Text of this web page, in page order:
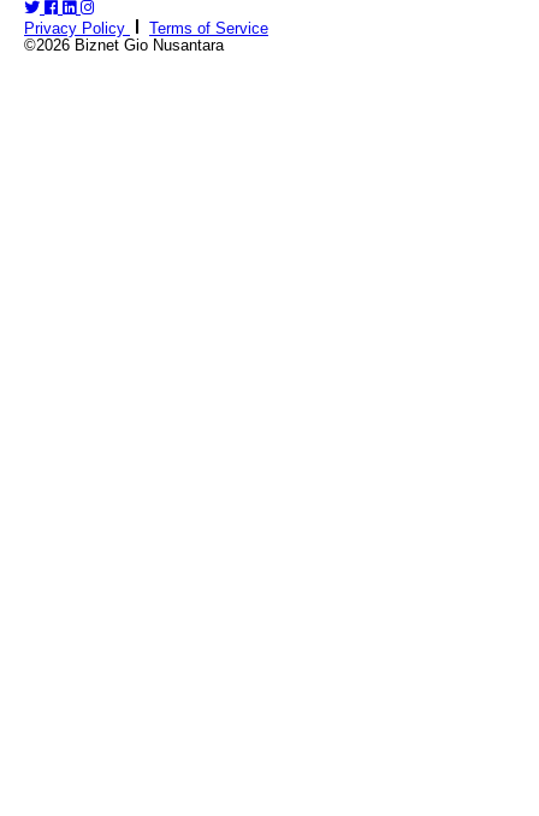
Privacy Policy
Terms of Service
©2026 Biznet Gio Nusantara